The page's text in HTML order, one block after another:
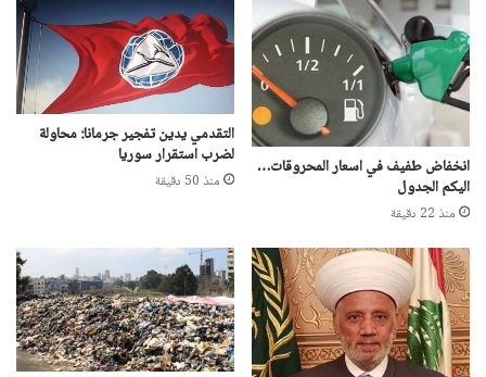
انخفاض طفيف في اسعار المحروقات…
اليكم الجدول
منذ 22 دقيقة
التقدمي يدين تفجير جرمانا: محاولة
لضرب استقرار سوريا
منذ 50 دقيقة